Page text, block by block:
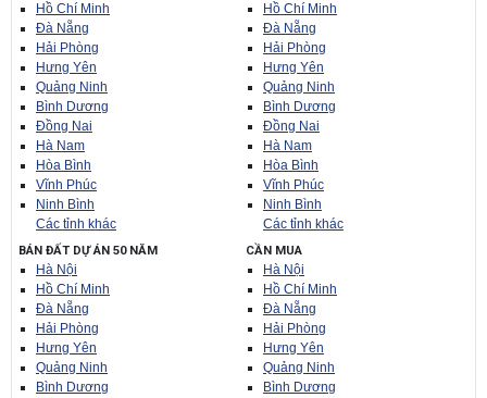
Hồ Chí Minh
Đà Nẵng
Hải Phòng
Hưng Yên
Quảng Ninh
Bình Dương
Đồng Nai
Hà Nam
Hòa Bình
Vĩnh Phúc
Ninh Bình
Các tỉnh khác
Hồ Chí Minh
Đà Nẵng
Hải Phòng
Hưng Yên
Quảng Ninh
Bình Dương
Đồng Nai
Hà Nam
Hòa Bình
Vĩnh Phúc
Ninh Bình
Các tỉnh khác
BÁN ĐẤT DỰ ÁN 50 NĂM
Hà Nội
Hồ Chí Minh
Đà Nẵng
Hải Phòng
Hưng Yên
Quảng Ninh
Bình Dương
CẦN MUA
Hà Nội
Hồ Chí Minh
Đà Nẵng
Hải Phòng
Hưng Yên
Quảng Ninh
Bình Dương